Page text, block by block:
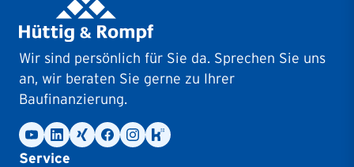
Wir sind persönlich für Sie da. Sprechen Sie uns
an, wir beraten Sie gerne zu Ihrer
Baufinanzierung.
Service